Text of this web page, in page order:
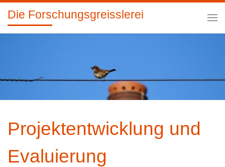
Zum Inhalt springen
Die Forschungsgreisslerei
Projektentwicklung und
Evaluierung